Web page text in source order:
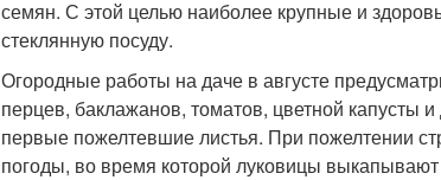
семян. С этой целью наиболее крупные и
стеклянную посуду.
Огородные работы на даче в августе
перцев, баклажанов, томатов, цветной капусты
первые пожелтевшие листья. При пожелтении
погоды, во время которой луковицы